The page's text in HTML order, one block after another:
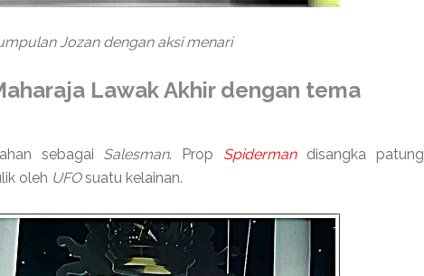
Jozan dengan aksi menari
Lawak Akhir dengan tema
sebagai Salesman. Prop Spiderman
disangka patung
oleh UFOsuatu kelainan.